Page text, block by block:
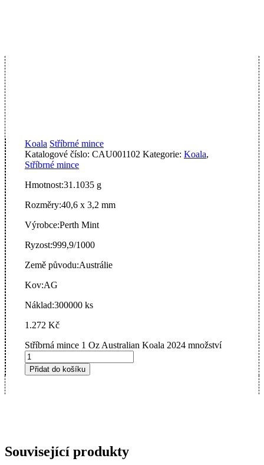
Koala Stříbrné mince
Katalogové číslo: CAU001102 Kategorie: Koala,
Stříbrné mince
Hmotnost:31.1035 g
Rozměry:40,6 x 3,2 mm
Výrobce:Perth Mint
Ryzost:999,9/1000
Země původu:Austrálie
Kov:AG
Náklad:300000 ks
1.272 Kč
Stříbrná mince 1 Oz Australian Koala 2024 množství
Přidat do košíku
Související produkty